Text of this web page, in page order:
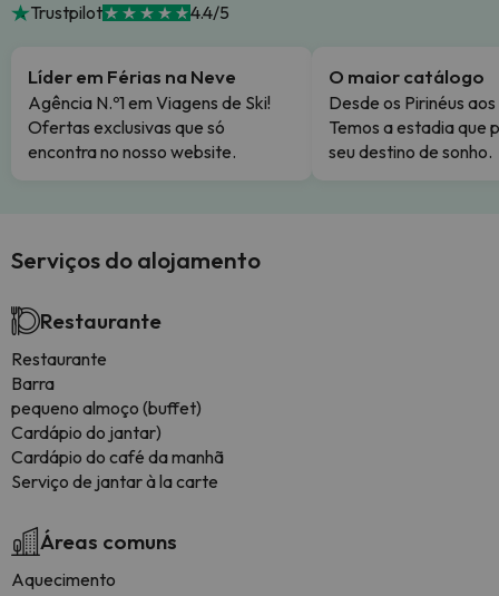
Trustpilot 4.4/5
Líder em Férias na Neve
Agência N.º1 em Viagens de Ski!
Ofertas exclusivas que só
encontra no nosso website.
O maior catálogo
Desde os Pirinéus
Temos a estadia que
seu destino de sonho.
Serviços do alojamento
Restaurante
Restaurante
Barra
pequeno almoço (buffet)
Cardápio do jantar)
Cardápio do café da manhã
Serviço de jantar à la carte
Áreas comuns
Aquecimento